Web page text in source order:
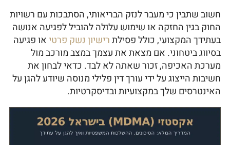
חשוב שתבין כי מעבר לנזק הבריאותי, הסתבכות עם רשויות
החוק בגין החזקה או שימוש עלולה להוביל לפגיעה אנושה
בעתידך המקצועי, כולל פסילתרישיון נשק פרטיאו פגיעה
בסיווג ביטחוני. אם מצאת את עצמך במצב מורכב מול
מערכת האכיפה, זכור שאתה לא לבד. כדאי לבחון את
חשיבות הייצוג על ידי עורך דין פלילי מנוסה שיודע להגן על
האינטרסים שלך במקצועיות ובדיסקרטיות.